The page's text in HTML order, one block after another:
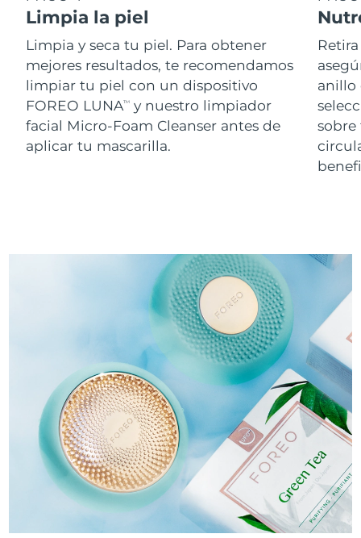
Limpia la piel
Limpia y seca tu piel. Para obtener
mejores resultados, te recomendamos
limpiar tu piel con un dispositivo
FOREO LUNATM
y nuestro limpiador
facial Micro-Foam Cleanser antes de
aplicar tu mascarilla.
anillo